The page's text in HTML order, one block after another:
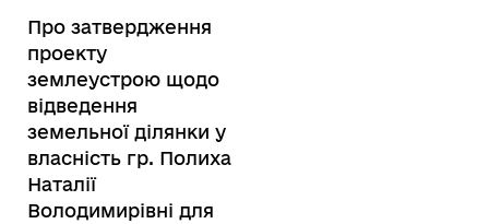
Про затвердження
проекту
землеустрою щодо
відведення
земельної ділянки у
власність гр. Полиха
Наталії
Володимирівні для